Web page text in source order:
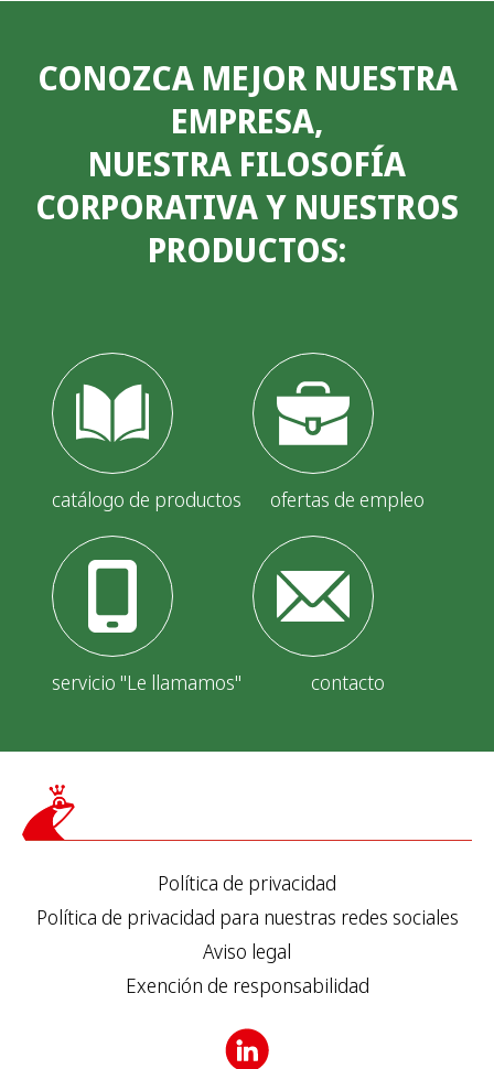
CONOZCA MEJOR NUESTRA
EMPRESA,
NUESTRA FILOSOFÍA
CORPORATIVA Y NUESTROS
PRODUCTOS:
catálogo de productos ofertas de empleo
servicio "Le llamamos" contacto
Política de privacidad
Política de privacidad para nuestras redes sociales
Aviso legal
Exención de responsabilidad